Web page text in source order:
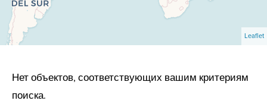
Leaflet
Нет объектов, соответствующих вашим критериям
поиска.